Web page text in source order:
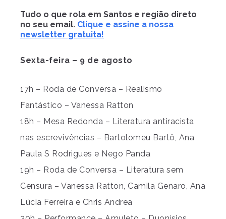
Tudo o que rola em Santos e região direto
no seu email. Clique e assine a nossa
newsletter gratuita!
Sexta-feira – 9 de agosto
17h – Roda de Conversa – Realismo
Fantástico – Vanessa Ratton
18h – Mesa Redonda – Literatura antiracista
nas escrevivências – Bartolomeu Bartô, Ana
Paula S Rodrigues e Nego Panda
19h – Roda de Conversa – Literatura sem
Censura – Vanessa Ratton, Camila Genaro, Ana
Lúcia Ferreira e Chris Andrea